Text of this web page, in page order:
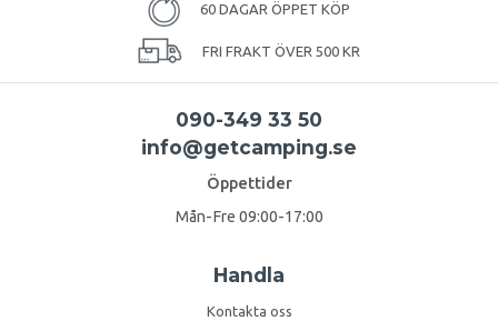
60 DAGAR ÖPPET KÖP
FRI FRAKT ÖVER 500 KR
090-349 33 50
info@getcamping.se
Öppettider
Mån-Fre 09:00-17:00
Handla
Kontakta oss